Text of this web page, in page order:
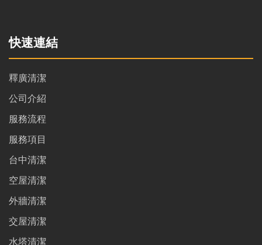
快速連結
釋廣清潔
公司介紹
服務流程
服務項目
台中清潔
空屋清潔
外牆清潔
交屋清潔
水塔清潔